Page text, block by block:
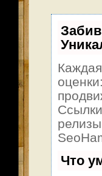
оценки:
Что